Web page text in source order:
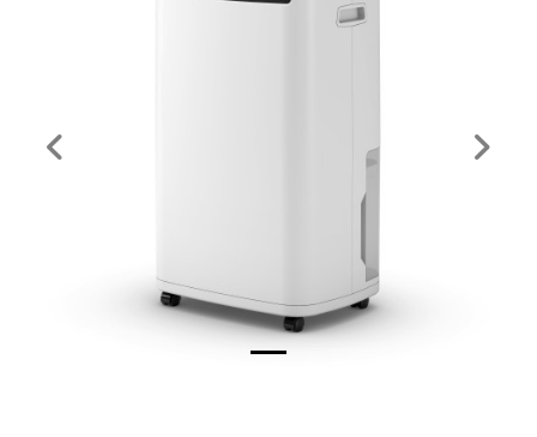
Previous Next